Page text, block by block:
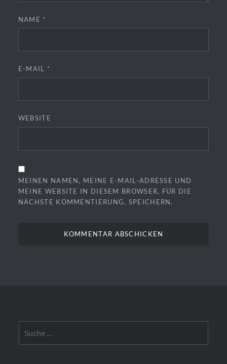
NAME *
E-MAIL *
WEBSITE
MEINEN NAMEN, MEINE E-MAIL-ADRESSE UND
MEINE WEBSITE IN DIESEM BROWSER, FÜR DIE
NÄCHSTE KOMMENTIERUNG, SPEICHERN.
nach: